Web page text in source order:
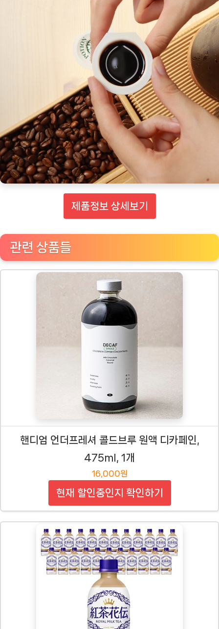
제품정보 상세보기
관련 상품들
핸디엄 언더프레셔 콜드브루 원액 디카페인,
475ml, 1개
16,000원
현재 할인중인지 확인하기